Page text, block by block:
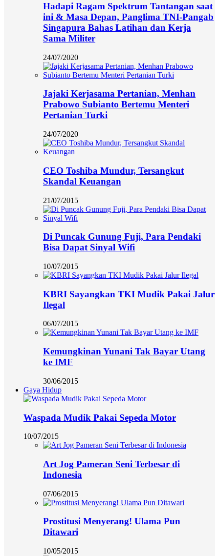
Hadapi Ragam Spektrum Tantangan saat
ini & Masa Depan, Panglima TNI-Pangab
Singapura Bahas Latihan dan Kerja
Sama Militer
24/07/2020
Jajaki Kerjasama Pertanian, Menhan
Prabowo Subianto Bertemu Menteri
Pertanian Turki
24/07/2020
CEO Toshiba Mundur, Tersangkut
Skandal Keuangan
21/07/2015
Di Puncak Gunung Fuji, Para Pendaki
Bisa Dapat Sinyal Wifi
10/07/2015
KBRI Sayangkan TKI Mudik Pakai Jalur
Ilegal
06/07/2015
Kemungkinan Yunani Tak Bayar Utang
ke IMF
30/06/2015
Gaya Hidup
Waspada Mudik Pakai Sepeda Motor
10/07/2015
Art Jog Pameran Seni Terbesar di
Indonesia
07/06/2015
Prostitusi Menyerang! Ulama Pun
Ditawari
10/05/2015